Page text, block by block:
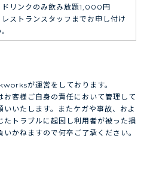
ドリンクのみ飲み放題1,000円
レストランスタッフまでお申し付け
が運営をしております。
客様ご自身の責任において管理して
いたします。またケガや事故、およ
たトラブルに起因し利用者が被った損
かねますので何卒ご了承ください。